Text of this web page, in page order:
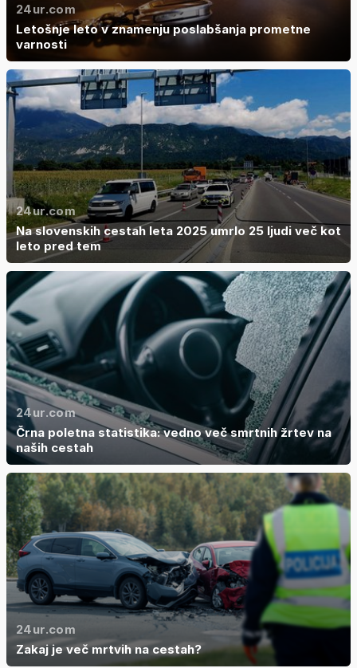
24ur.com
Letošnje leto v znamenju poslabšanja prometne
varnosti
24ur.com
Na slovenskih cestah leta 2025 umrlo 25 ljudi več kot
leto pred tem
24ur.com
Črna poletna statistika: vedno več smrtnih žrtev na
naših cestah
24ur.com
Zakaj je več mrtvih na cestah?